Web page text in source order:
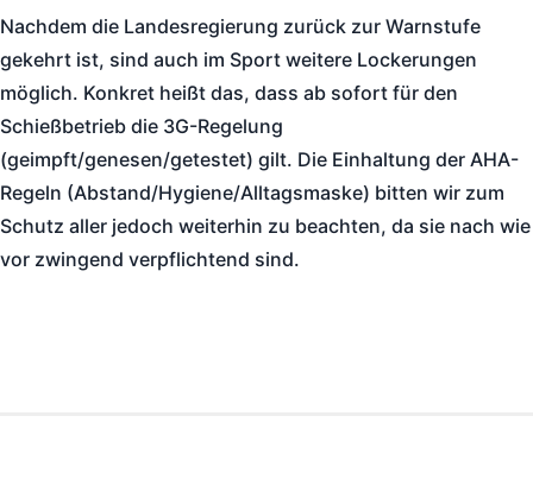
Nachdem die Landesregierung zurück zur Warnstufe
gekehrt ist, sind auch im Sport weitere Lockerungen
möglich. Konkret heißt das, dass ab sofort für den
Schießbetrieb die 3G-Regelung
(geimpft/genesen/getestet) gilt. Die Einhaltung der AHA-
Regeln (Abstand/Hygiene/Alltagsmaske) bitten wir zum
Schutz aller jedoch weiterhin zu beachten, da sie nach wie
vor zwingend verpflichtend sind.